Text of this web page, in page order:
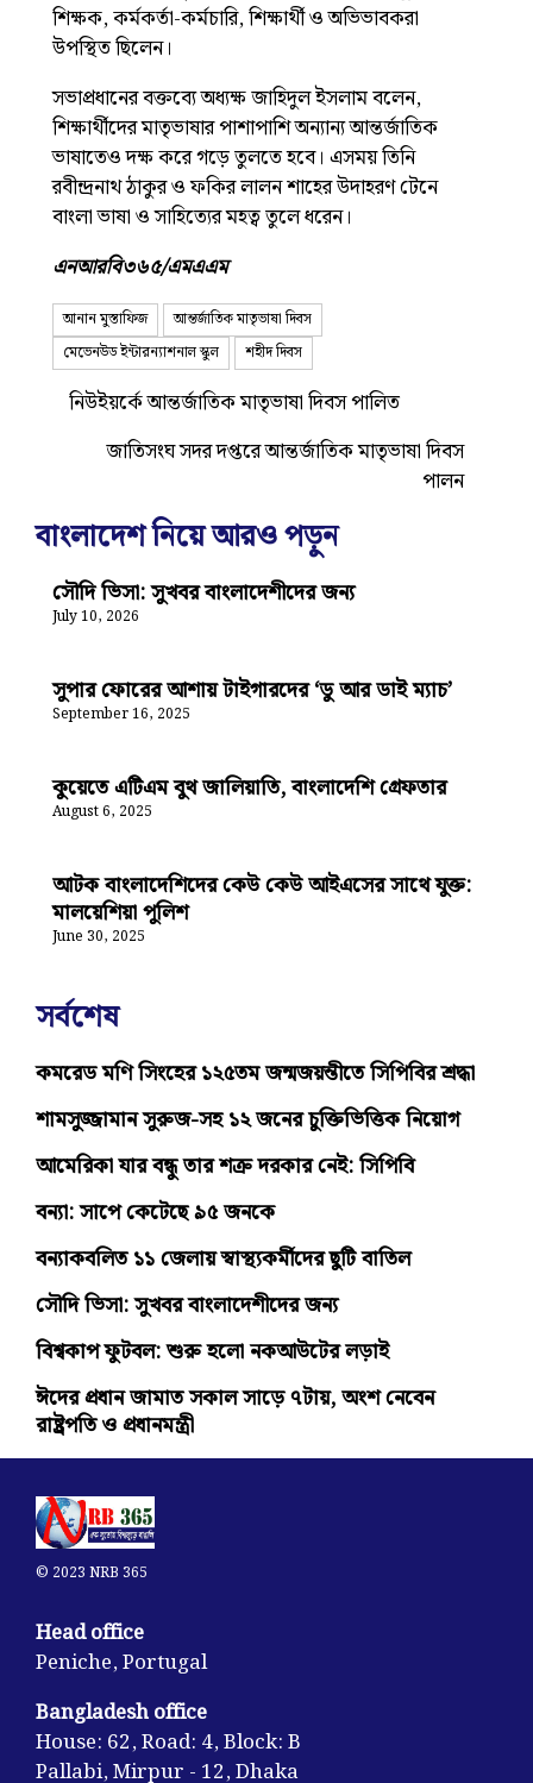
শিক্ষক, কর্মকর্তা-কর্মচারি, শিক্ষার্থী ও অভিভাবকরা
উপস্থিত ছিলেন।
সভাপ্রধানের বক্তব্যে অধ্যক্ষ জাহিদুল ইসলাম বলেন,
শিক্ষার্থীদের মাতৃভাষার পাশাপাশি অন্যান্য আন্তর্জাতিক
ভাষাতেও দক্ষ করে গড়ে তুলতে হবে। এসময় তিনি
রবীন্দ্রনাথ ঠাকুর ও ফকির লালন শাহের উদাহরণ টেনে
বাংলা ভাষা ও সাহিত্যের মহত্ব তুলে ধরেন।
এনআরবি৩৬৫/এমএএম
আনান মুস্তাফিজ
আন্তর্জাতিক মাতৃভাষা দিবস
মেভেনউড ইন্টারন্যাশনাল স্কুল
শহীদ দিবস
নিউইয়র্কে আন্তর্জাতিক মাতৃভাষা দিবস পালিত
জাতিসংঘ সদর দপ্তরে আন্তর্জাতিক মাতৃভাষা দিবস
পালন
বাংলাদেশ নিয়ে আরও পড়ুন
সৌদি ভিসা: সুখবর বাংলাদেশীদের জন্য
July 10, 2026
সুপার ফোরের আশায় টাইগারদের ‘ডু আর ডাই ম্যাচ’
September 16, 2025
কুয়েতে এটিএম বুথ জালিয়াতি, বাংলাদেশি গ্রেফতার
August 6, 2025
আটক বাংলাদেশিদের কেউ কেউ আইএসের সাথে যুক্ত:
মালয়েশিয়া পুলিশ
June 30, 2025
সর্বশেষ
কমরেড মণি সিংহের ১২৫তম জন্মজয়ন্তীতে সিপিবির শ্রদ্ধা
শামসুজ্জামান সুরুজ-সহ ১২ জনের চুক্তিভিত্তিক নিয়োগ
আমেরিকা যার বন্ধু তার শত্রু দরকার নেই: সিপিবি
বন্যা: সাপে কেটেছে ৯৫ জনকে
বন্যাকবলিত ১১ জেলায় স্বাস্থ্যকর্মীদের ছুটি বাতিল
সৌদি ভিসা: সুখবর বাংলাদেশীদের জন্য
বিশ্বকাপ ফুটবল: শুরু হলো নকআউটের লড়াই
ঈদের প্রধান জামাত সকাল সাড়ে ৭টায়, অংশ নেবেন
রাষ্ট্রপতি ও প্রধানমন্ত্রী
© 2023 NRB 365
Head office
Peniche, Portugal
Bangladesh office
House: 62, Road: 4, Block: B
Pallabi, Mirpur - 12, Dhaka